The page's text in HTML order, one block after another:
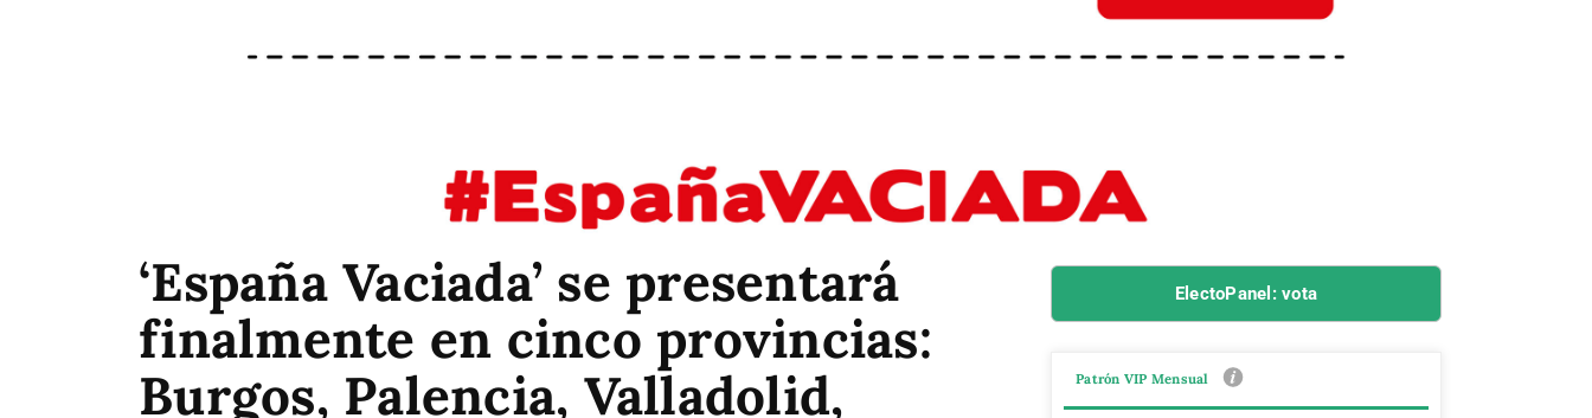
‘España Vaciada’ se presentará
finalmente en cinco provincias:
Burgos, Palencia, Valladolid,
ElectoPanel: vota
Patrón VIP Mensual